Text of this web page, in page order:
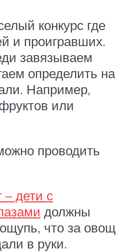
конкурс где
и проигравших.
завязываем
определить на
Например,
или
проводить
– дети с
должны
что за овощ
в руки.